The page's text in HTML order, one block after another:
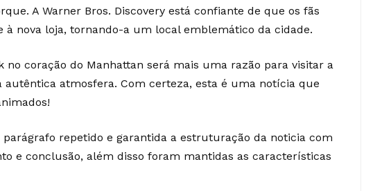
A Warner Bros. Discovery está confiante de que os fãs
à nova loja, tornando-a um local emblemático da cidade.
no coração do Manhattan será mais uma razão para visitar a
atmosfera. Com certeza, esta é uma notícia que
parágrafo repetido e garantida a estruturação da noticia com
e conclusão, além disso foram mantidas as características